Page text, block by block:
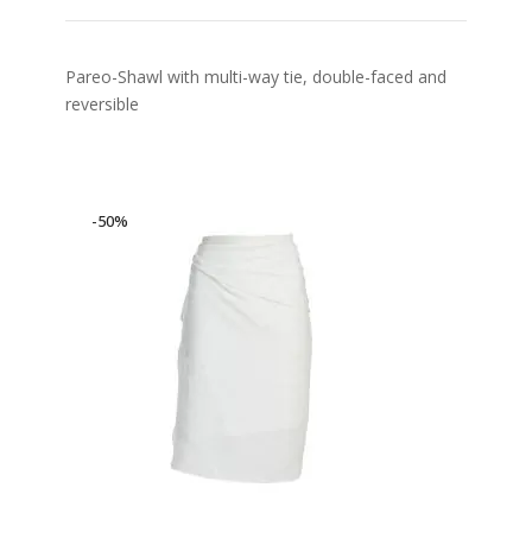
Pareo-Shawl with multi-way tie, double-faced and
reversible
-50%